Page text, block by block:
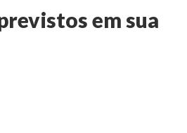
em sua